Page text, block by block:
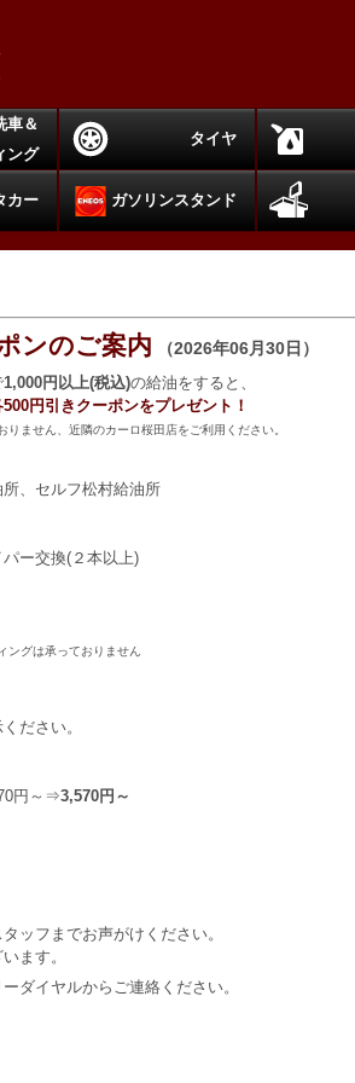
車＆
ング
タイヤ
カー ガソリンスタンド
ンのご案内 （2026年06月30日）
1,000円以上(税込)の給油をすると、
円引きクーポンをプレゼント！
ません、近隣のカーロ桜田店をご利用ください。
、セルフ松村給油所
ー交換(２本以上)
ングは承っておりません
ださい。
円～⇒3,570円～
ッフまでお声がけください。
ます。
ダイヤルからご連絡ください。